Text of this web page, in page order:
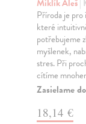
Miklík Aleš|
Příroda je pro
které
potřebujeme
myšlenek,
stres. Při
cítíme
Zasielame
18,14 €